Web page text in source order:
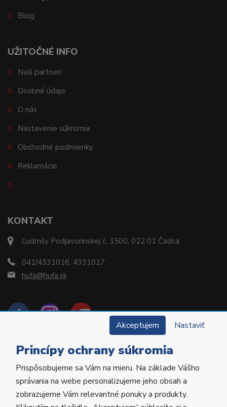
KONTAKT
Ľudmily Podjavorinskej č. 1500, 022 01 Čadca
041/4331016, 4331017
hufa@hufa.sk
Blog
UŽITOČNÉ INFO
Naši partneri
Osobné údaje
O nás
Nastavenie súkromia
Obchodné podmienky
Reklamácie
Copyright © 2022 Hu-Fa Dental a.s. Všetky práva
vyhradené.
Akceptujem Nastaviť
Princípy ochrany súkromia
Prispôsobujeme sa Vám na mieru. Na základe Vášho
správania na webe personalizujeme jeho obsah a
zobrazujeme Vám relevantné ponuky a produkty.